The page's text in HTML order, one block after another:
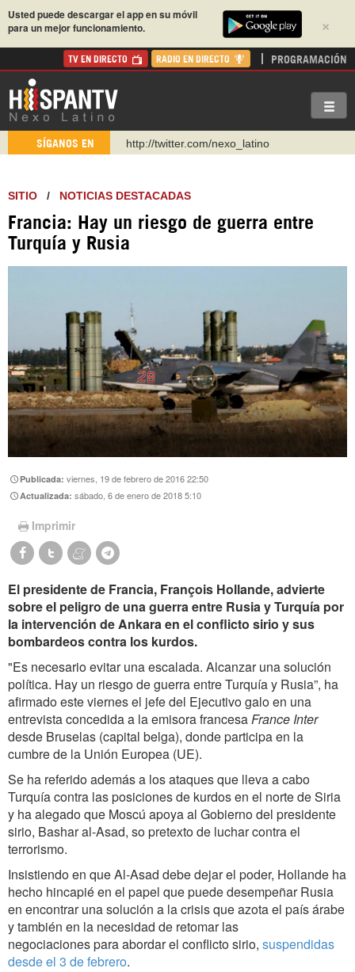
×
Usted puede descargar el app en su móvil
para un mejor funcionamiento.
TV EN DIRECTO RADIO EN DIRECTO PROGRAMACIÓN
SÍGANOS EN
http://twitter.com/nexo_latino
https://urmedium.com/c/hispantv
WhatsApp y Viber: +98 921 79 29 404
Instagram como: hispan_tv
SITIO / NOTICIAS DESTACADAS
Francia: Hay un riesgo de guerra entre
Turquía y Rusia
Publicada:viernes, 19 de febrero de 2016 22:50
Actualizada:sábado, 6 de enero de 2018 5:10
Imprimir
El presidente de Francia, François Hollande, advierte
sobre el peligro de una guerra entre Rusia y Turquía por
la intervención de Ankara en el conflicto sirio y sus
bombardeos contra los kurdos.
"Es necesario evitar una escalada. Alcanzar una solución
política. Hay un riesgo de guerra entre Turquía y Rusia”, ha
afirmado este viernes el jefe del Ejecutivo galo en una
entrevista concedida a la emisora francesaFrance Inter
desde Bruselas (capital belga), donde participa en la
cumbre de la Unión Europea (UE).
Se ha referido además a los ataques que lleva a cabo
Turquía contra las posiciones de kurdos en el norte de Siria
y ha alegado que Moscú apoya al Gobierno del presidente
sirio, Bashar al-Asad, so pretexto de luchar contra el
terrorismo.
Insistiendo en que Al-Asad debe dejar el poder, Hollande ha
hecho hincapié en el papel que puede desempeñar Rusia
en encontrar una solución a la crisis que azota el país árabe
y también en la necesidad de retomar las
negociaciones para abordar el conflicto sirio, suspendidas
desde el 3 de febrero.